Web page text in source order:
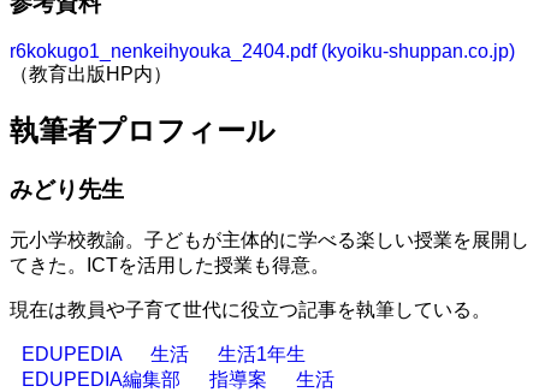
r6kokugo1_nenkeihyouka_2404.pdf (kyoiku-shuppan.co.jp)
（教育出版HP内）
執筆者プロフィール
みどり先生
元小学校教諭。子どもが主体的に学べる楽しい授業を展開し
てきた。ICTを活用した授業も得意。
現在は教員や子育て世代に役立つ記事を執筆している。
EDUPEDIA 生活
生活1年生
EDUPEDIA編集部
指導案
生活